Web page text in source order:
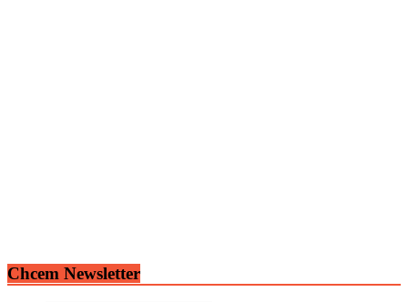
Chcem Newsletter